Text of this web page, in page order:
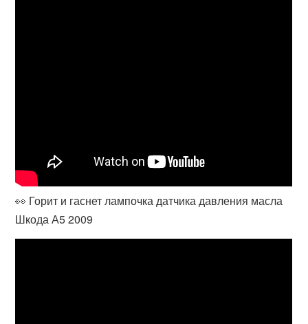
👀 Горит и гаснет лампочка датчика давления масла
Шкода А5 2009